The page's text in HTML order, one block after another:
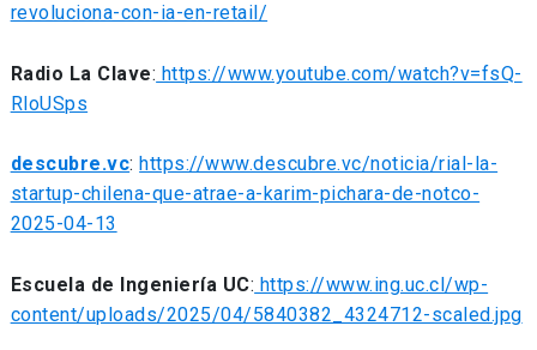
revoluciona-con-ia-en-retail/
Radio La Clave: https://www.youtube.com/watch?v=fsQ-
RloUSps
descubre.vc: https://www.descubre.vc/noticia/rial-la-
startup-chilena-que-atrae-a-karim-pichara-de-notco-
2025-04-13
Escuela de Ingeniería UC: https://www.ing.uc.cl/wp-
content/uploads/2025/04/5840382_4324712-scaled.jpg